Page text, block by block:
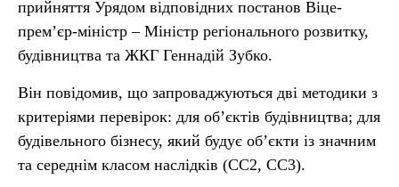
прийняття Урядом відповідних постанов Віце-
прем’єр-міністр – Міністр регіонального розвитку,
будівництва та ЖКГ Геннадій Зубко.
Він повідомив, що запроваджуються дві методики з
критеріями перевірок: для об’єктів будівництва; для
будівельного бізнесу, який будує об’єкти із значним
та середнім класом наслідків (СС2, СС3).